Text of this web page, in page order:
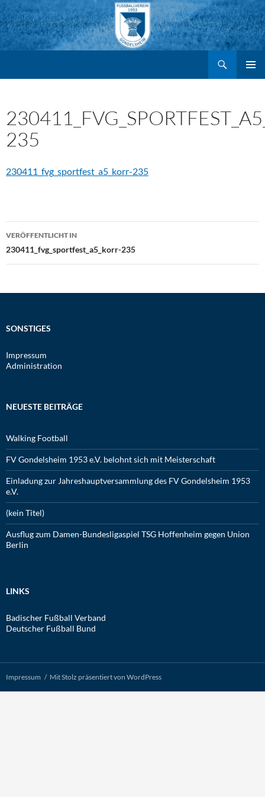
Zum
Inhalt
springen
235
230411_fvg_sportfest_a5_korr-235
Beitragsnavigation
VERÖFFENTLICHT IN
230411_fvg_sportfest_a5_korr-235
SONSTIGES
Impressum
Administration
NEUESTE BEITRÄGE
Walking Football
FV Gondelsheim 1953 e.V. belohnt sich mit Meisterschaft
Einladung zur Jahreshauptversammlung des FV Gondelsheim 1953
e.V.
(kein Titel)
Ausflug zum Damen-Bundesligaspiel TSG Hoffenheim gegen Union
Berlin
LINKS
Badischer Fußball Verband
Deutscher Fußball Bund
Impressum Mit Stolz präsentiert von WordPress